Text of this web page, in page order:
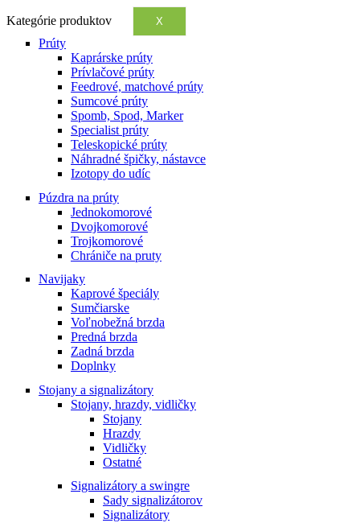
Kategórie produktov X
Prúty
Kaprárske prúty
Prívlačové prúty
Feedrové, matchové prúty
Sumcové prúty
Spomb, Spod, Marker
Specialist prúty
Teleskopické prúty
Náhradné špičky, nástavce
Izotopy do udíc
Púzdra na prúty
Jednokomorové
Dvojkomorové
Trojkomorové
Chrániče na pruty
Navijaky
Kaprové špeciály
Sumčiarske
Voľnobežná brzda
Predná brzda
Zadná brzda
Doplnky
Stojany a signalizátory
Stojany, hrazdy, vidličky
Stojany
Hrazdy
Vidličky
Ostatné
Signalizátory a swingre
Sady signalizátorov
Signalizátory